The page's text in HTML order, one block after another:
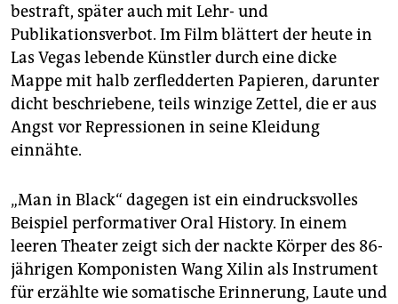
bestraft, später auch mit Lehr- und
Publikationsverbot. Im Film blättert der heute in
Las Vegas lebende Künstler durch eine dicke
Mappe mit halb zerfledderten Papieren, darunter
dicht beschriebene, teils winzige Zettel, die er aus
Angst vor Repressionen in seine Kleidung
einnähte.
„Man in Black“ dagegen ist ein eindrucksvolles
Beispiel performativer Oral History. In einem
leeren Theater zeigt sich der nackte Körper des 86-
jährigen Komponisten Wang Xilin als Instrument
für erzählte wie somatische Erinnerung, Laute und